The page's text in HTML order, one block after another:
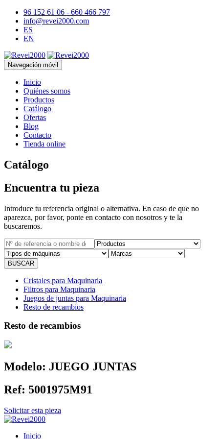
96 152 61 06 - 660 466 797
info@revei2000.com
ES
EN
Navegación móvil
Inicio
Quiénes somos
Productos
Catálogo
Ofertas
Blog
Contacto
Tienda online
Catálogo
Encuentra tu pieza
Introduce tu referencia original o alternativa. En caso de que no
aparezca, por favor, ponte en contacto con nosotros y te la
buscaremos.
Cristales para Maquinaria
Filtros para Maquinaria
Juegos de juntas para Maquinaria
Resto de recambios
Resto de recambios
Modelo: JUEGO JUNTAS
Ref: 5001975M91
Solicitar esta pieza
Inicio